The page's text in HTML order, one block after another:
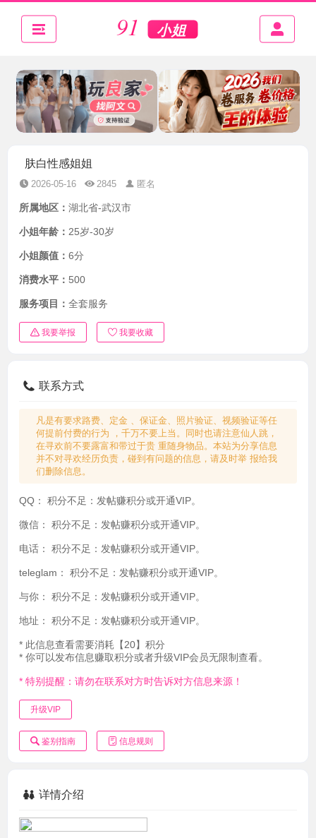
肤白性感姐姐
2026-05-16 2845 匿名
所属地区： 湖北省-武汉市
小姐年龄： 25岁-30岁
小姐颜值： 6分
消费水平： 500
服务项目： 全套服务
我要举报 我要收藏
联系方式
凡是有要求路费、定金 、保证金、照片验证、视频验证等任
何提前付费的行为 ，千万不要上当。同时也请注意仙人跳，
在寻欢前不要露富和带过于贵 重随身物品。本站为分享信息
并不对寻欢经历负责，碰到有问题的信息，请及时举 报给我
们删除信息。
QQ： 积分不足：发帖赚积分或开通VIP。
微信： 积分不足：发帖赚积分或开通VIP。
电话： 积分不足：发帖赚积分或开通VIP。
teleglam： 积分不足：发帖赚积分或开通VIP。
与你： 积分不足：发帖赚积分或开通VIP。
地址： 积分不足：发帖赚积分或开通VIP。
* 此信息查看需要消耗【20】积分
* 你可以发布信息赚取积分或者升级VIP会员无限制查看。
* 特别提醒：请勿在联系对方时告诉对方信息来源！
升级VIP
鉴别指南 信息规则
详情介绍